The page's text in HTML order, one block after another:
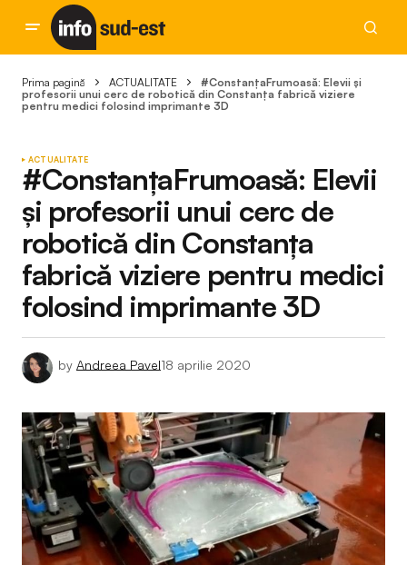
Prima pagină ACTUALITATE
#ConstanțaFrumoasă: Elevii și
profesorii unui cerc de robotică din Constanța fabrică viziere
pentru medici folosind imprimante 3D
ACTUALITATE
#ConstanțaFrumoasă: Elevii
și profesorii unui cerc de
robotică din Constanța
fabrică viziere pentru medici
folosind imprimante 3D
by Andreea Pavel18 aprilie 2020